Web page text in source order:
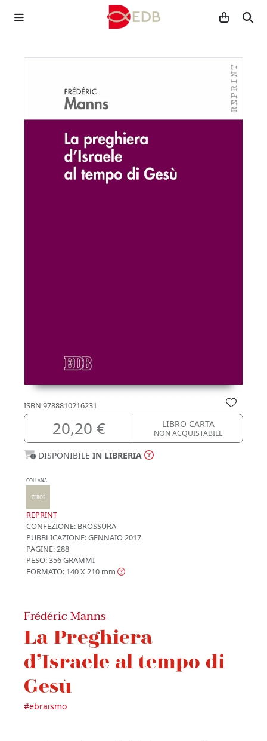
ISBN 9788810216231
20,20 € LIBRO CARTA
NON ACQUISTABILE
DISPONIBILE IN LIBRERIA
COLLANA
ZERO2
REPRINT
CONFEZIONE: BROSSURA
PUBBLICAZIONE:GENNAIO 2017
PAGINE: 288
PESO: 356 GRAMMI
FORMATO: 140 X 210 mm
Frédéric Manns
La Preghiera
d’Israele al tempo di
Gesù
#ebraismo